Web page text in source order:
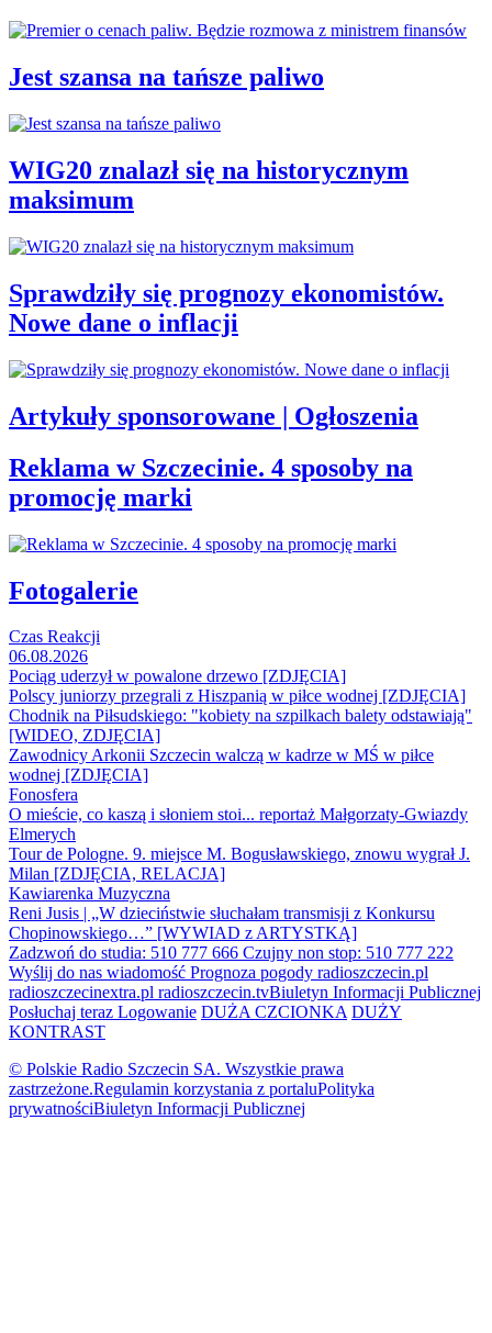
Jest szansa na tańsze paliwo
WIG20 znalazł się na historycznym
maksimum
Sprawdziły się prognozy ekonomistów.
Nowe dane o inflacji
Artykuły sponsorowane | Ogłoszenia
Reklama w Szczecinie. 4 sposoby na
promocję marki
Fotogalerie
Czas Reakcji
06.08.2026
Pociąg uderzył w powalone drzewo [ZDJĘCIA]
Polscy juniorzy przegrali z Hiszpanią w piłce wodnej [ZDJĘCIA]
Chodnik na Piłsudskiego: "kobiety na szpilkach balety odstawiają"
[WIDEO, ZDJĘCIA]
Zawodnicy Arkonii Szczecin walczą w kadrze w MŚ w piłce
wodnej [ZDJĘCIA]
Fonosfera
O mieście, co kaszą i słoniem stoi... reportaż Małgorzaty-Gwiazdy
Elmerych
Tour de Pologne. 9. miejsce M. Bogusławskiego, znowu wygrał J.
Milan [ZDJĘCIA, RELACJA]
Kawiarenka Muzyczna
Reni Jusis | „W dzieciństwie słuchałam transmisji z Konkursu
Chopinowskiego…” [WYWIAD z ARTYSTKĄ]
Zadzwoń do studia: 510 777 666 Czujny non stop: 510 777 222
Wyślij do nas wiadomość Prognoza pogody radioszczecin.pl
radioszczecinextra.pl radioszczecin.tvBiuletyn Informacji Publicznej
Posłuchaj teraz Logowanie DUŻA CZCIONKA DUŻY
KONTRAST
© Polskie Radio Szczecin SA. Wszystkie prawa
zastrzeżone.Regulamin korzystania z portaluPolityka
prywatnościBiuletyn Informacji Publicznej